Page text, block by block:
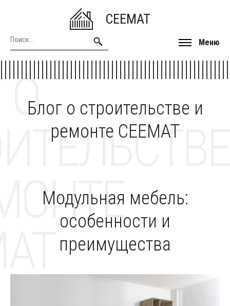
CEEMAT
Меню
Блог о строительстве и
ремонте CEEMAT
О
Модульная мебель:
особенности и
преимущества